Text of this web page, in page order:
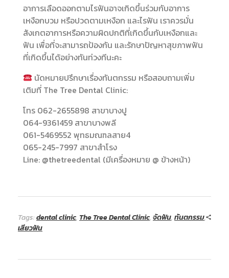
อาการเลือดออกตามไรฟันอาจเกิดขึ้นร่วมกับอาการ
เหงือกบวม หรือปวดตามเหงือก และไรฟัน เราควรมั่น
สังเกตอาการหรือความผิดปกติที่เกิดขึ้นกับเหงือกและ
ฟัน เพื่อที่จะสามารถป้องกัน และรักษาปัญหาสุขภาพฟัน
ที่เกิดขึ้นได้อย่างทันท่วงทีนะคะ
นัดหมายปรึกษาเรื่องทันตกรรม หรือสอบถามเพิ่ม
เติมที่ The Tree Dental Clinic:
โทร 062-2655898 สาขาบางปู
064-9361459 สาขาบางพลี
061-5469552 พุทธมณฑลสาย4
065-245-7997 สาขาสำโรง
Line: @thetreedental (มีเครื่องหมาย @ ข้างหน้า)
Tags:dental clinic, The Tree Dental Clinic,จัดฟัน,ทันตกรรม,
เสียวฟัน